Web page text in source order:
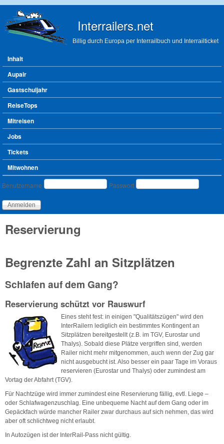
Interrailers.net
Billig durch Europa per Interrailbuch und Interrailticket
Hauptmenü
Inhalt
Aupair
Gastschuljahr
ReiseTops
Mitreisen
Jobs
Tickets
Mitwohnen
Benutzeranmeldung
Benutzername Passwort
Reservierung
Begrenzte Zahl an Sitzplätzen
Schlafen auf dem Gang?
Reservierung schützt vor Rauswurf
Eines steht fest: in einigen "Qualitätszügen" wird den
InterRailern lediglich ein bestimmtes Kontingent an
Sitzplätzen bereitgestellt (z.B. im TGV, Eurostar und
Thalys). Sobald diese Plätze vergriffen sind, werden
Railer nicht mehr mitgenommen, auch wenn der Zug gar
nicht ausgebucht ist. Also besser ein paar Tage im Voraus
reservieren (Eurostar und Thalys) oder zumindest am
Vortag der Abfahrt (TGV).
Für Nachtzüge wird immer zumindest eine Reservierung fällig, evtl. Liege –
oder Schlafwagenzuschlag. Eine unbequeme Nacht auf dem Gang oder im
Gepäckfach würde mancher Railer zwar durchaus auf sich nehmen, das wird
aber oft schlichtweg nicht erlaubt.
In Autozügen ist der InterRail-Pass nicht gültig.